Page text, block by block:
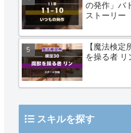
の発作」バ
ストーリー
【魔法検定
を操る者 リ
スキルを探す